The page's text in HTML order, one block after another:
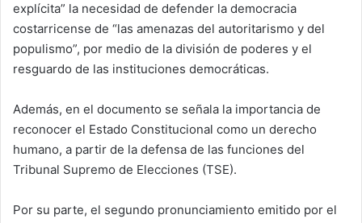
explícita” la necesidad de defender la democracia
costarricense de “las amenazas del autoritarismo y del
populismo”, por medio de la división de poderes y el
resguardo de las instituciones democráticas.
Además, en el documento se señala la importancia de
reconocer el Estado Constitucional como un derecho
humano, a partir de la defensa de las funciones del
Tribunal Supremo de Elecciones (TSE).
Por su parte, el segundo pronunciamiento emitido por el